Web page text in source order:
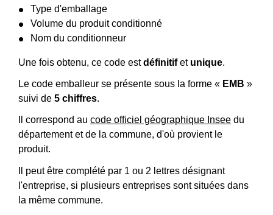
Type d'emballage
Volume du produit conditionné
Nom du conditionneur
Une fois obtenu, ce code estdéfinitifet unique.
Le code emballeur se présente sous la forme « EMB »
suivi de 5 chiffres.
Il correspond au code officiel géographique Insee du
département et de la commune, d'où provient le
produit.
Il peut être complété par 1 ou 2 lettres désignant
l'entreprise, si plusieurs entreprises sont situées dans
la même commune.